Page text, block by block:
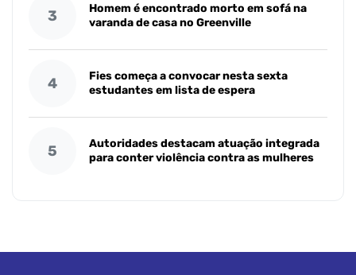
3
Homem é encontrado morto em sofá na
varanda de casa no Greenville
4
Fies começa a convocar nesta sexta
estudantes em lista de espera
5
Autoridades destacam atuação integrada
para conter violência contra as mulheres